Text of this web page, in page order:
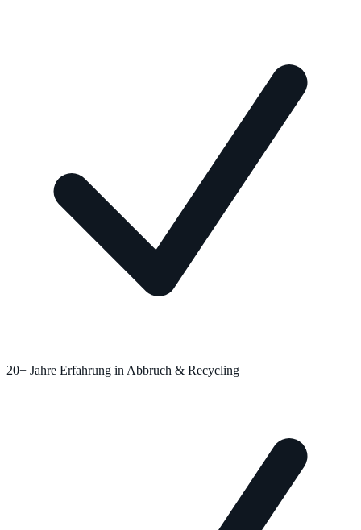
20+ Jahre Erfahrung in Abbruch & Recycling